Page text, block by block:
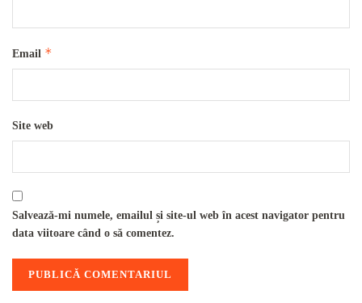
Email *
Site web
Salvează-mi numele, emailul și site-ul web în acest navigator pentru
data viitoare când o să comentez.